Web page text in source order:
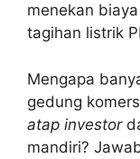
menekan
tagihan listrik
Mengapa
gedung
atap investor
mandiri?